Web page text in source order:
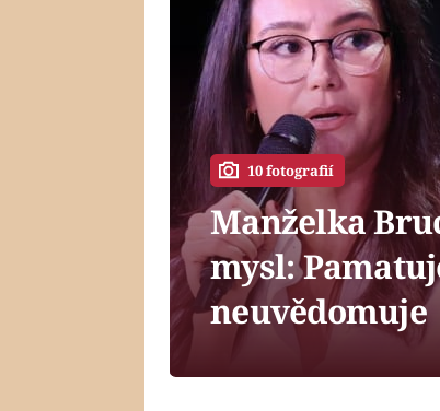
10 fotografií
Manželka
mysl:
neuvědomuje